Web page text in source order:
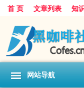
首 页 文章列表 知
网站导航